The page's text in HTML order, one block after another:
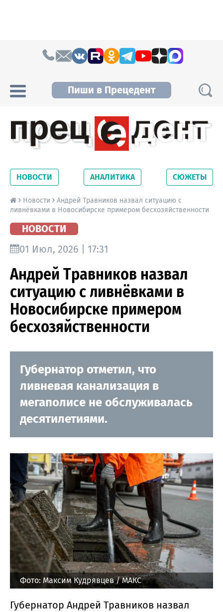
Пиши в Прецедент
Новосибирской области. Читайте свежие
новости на сайте сетевого издания
Precedent.
НОВОСТИ АНАЛИТИКА СЮЖЕТЫ
Новости
Андрей Травников назвал ситуацию с
ливнёвками в Новосибирске примером бесхозяйственности
НОВОСТИ
01 Июл, 2026 | 17:31
Андрей Травников назвал
ситуацию с ливнёвками в
Новосибирске примером
бесхозяйственности
Губернатор отметил, что
ливневая канализация в
мегаполисе не обслуживалась
десятилетиями.
Фото: Максим Кудрявцев / МАКС
Губернатор Андрей Травников назвал